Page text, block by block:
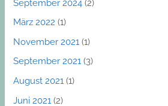
September 2024 (2)
März 2022 (1)
November 2021 (1)
September 2021 (3)
August 2021 (1)
Juni 2021 (2)